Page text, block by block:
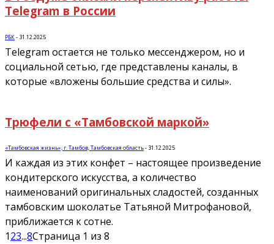
Telegram в России
РБК- 31.12.2025
Telegram остается не только мессенджером, но и
социальной сетью, где представлены каналы, в
которые «вложены большие средства и силы».
Трюфели с «Тамбовской маркой»
«Тамбовская жизнь», г. Тамбов, Тамбовская область- 31.12.2025
И каждая из этих конфет – настоящее произведение
кондитерского искусства, а количество
наименований оригинальных сладостей, созданных
тамбовским шоколатье Татьяной Митрофановой,
приближается к сотне.
123...8Страница 1 из 8